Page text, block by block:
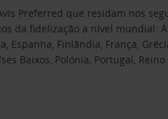
Preferred que residam nos
da fidelização a nível mundial:
Espanha, Finlândia, França,
Baixos, Polónia, Portugal,